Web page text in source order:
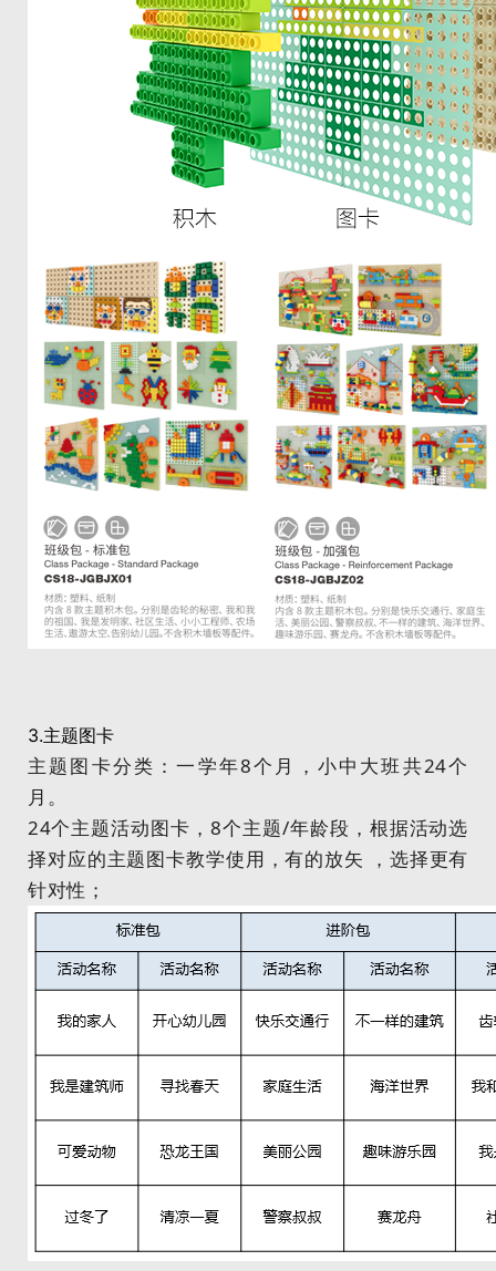
3.主题图卡
主题图卡分类：一学年8个月，小中大班共24个
月。
24个主题活动图卡，8个主题/年龄段，根据活动选
择对应的主题图卡教学使用，有的放矢 ，选择更有
针对性；